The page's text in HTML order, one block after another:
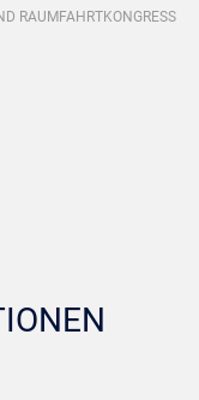
RAUMFAHRTKONGRESS